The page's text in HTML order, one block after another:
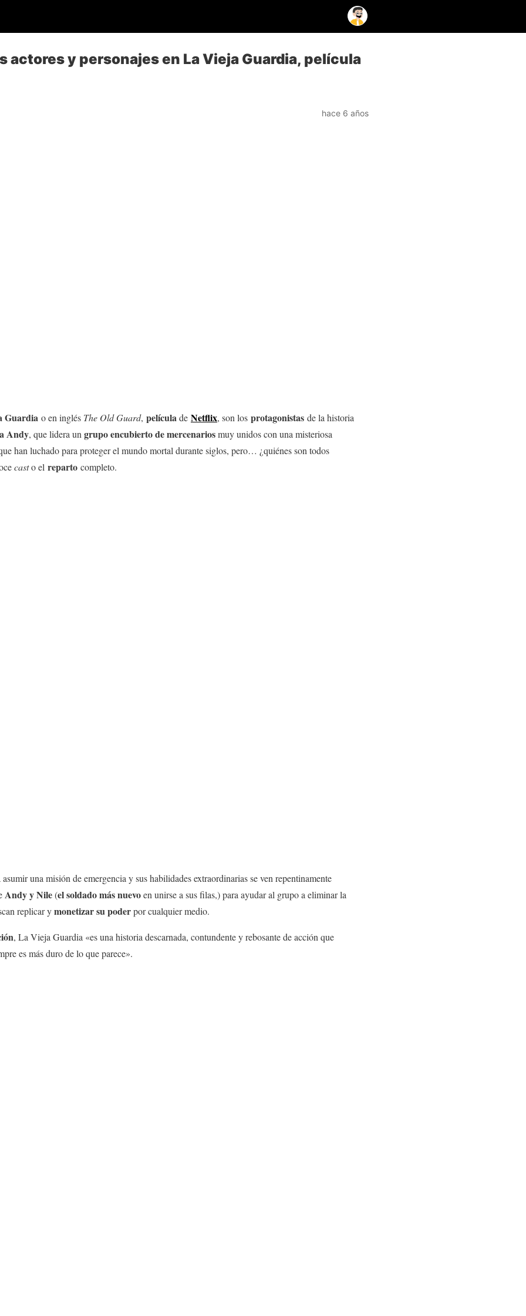
actores y personajes en La Vieja Guardia, película
hace 6 años
Guardia o en inglés The Old Guard, película de Netflix, son los protagonistas de la historia
Andy, que lidera un grupo encubierto de mercenariosmuy unidos con una misteriosa
han luchado para proteger el mundo mortal durante siglos, pero… ¿quiénes son todos
casto el reparto completo.
asumir una misión de emergencia y sus habilidades extraordinarias se ven repentinamente
Andy y Nile(el soldado más nuevoen unirse a sus filas,) para ayudar al grupo a eliminar la
replicar ymonetizar su poderpor cualquier medio.
, La Vieja Guardia «es una historia descarnada, contundente y rebosante de acción que
es más duro de lo que parece».